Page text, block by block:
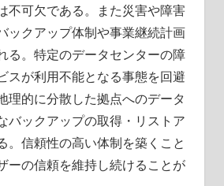
不可欠である。また災害や障害
ックアップ体制や事業継続計画
る。特定のデータセンターの障
スが利用不能となる事態を回避
理的に分散した拠点へのデータ
バックアップの取得・リストア
。信頼性の高い体制を築くこと
ーの信頼を維持し続けることが